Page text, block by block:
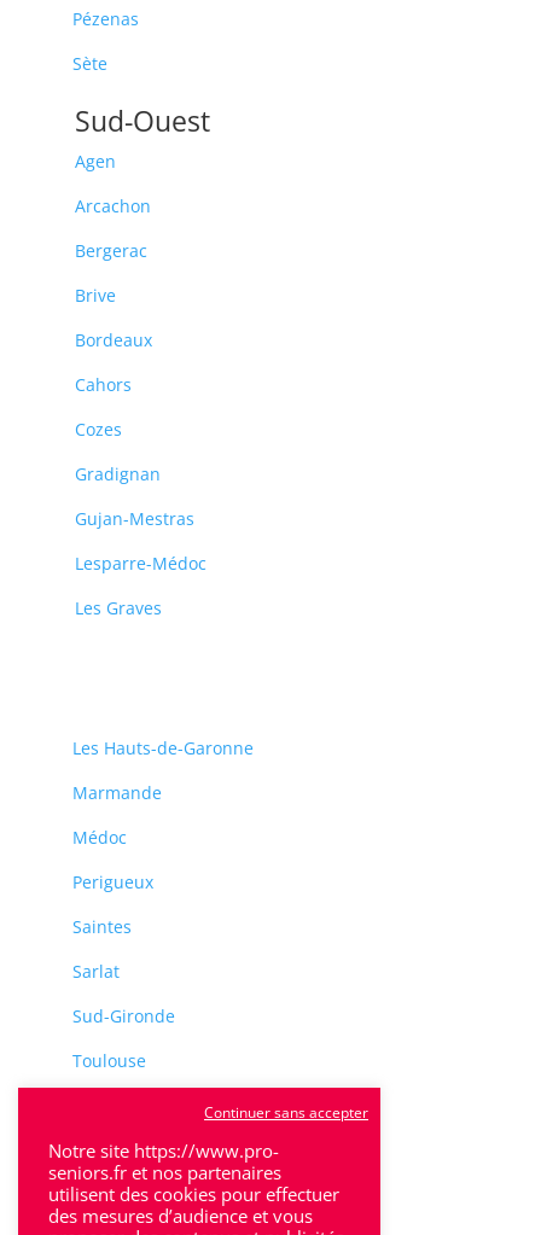
Pézenas
Sète
Sud-Ouest
Agen
Arcachon
Bergerac
Brive
Bordeaux
Cahors
Cozes
Gradignan
Gujan-Mestras
Lesparre-Médoc
Les Graves
Les Hauts-de-Garonne
Marmande
Médoc
Perigueux
Saintes
Sarlat
Sud-Gironde
Toulouse
Villeneuve-Sur-Lot
Notre site https://www.pro-
seniors.fr et nos partenaires
utilisent des cookies pour effectuer
des mesures d’audience et vous
Continuer sans accepter